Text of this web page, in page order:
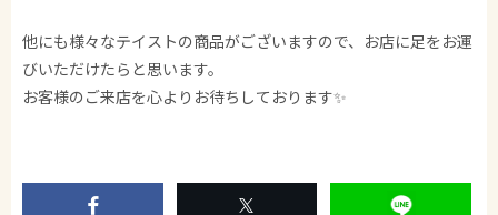
他にも様々なテイストの商品がございますので、お店に足をお運
びいただけたらと思います。
お客様のご来店を心よりお待ちしております✨